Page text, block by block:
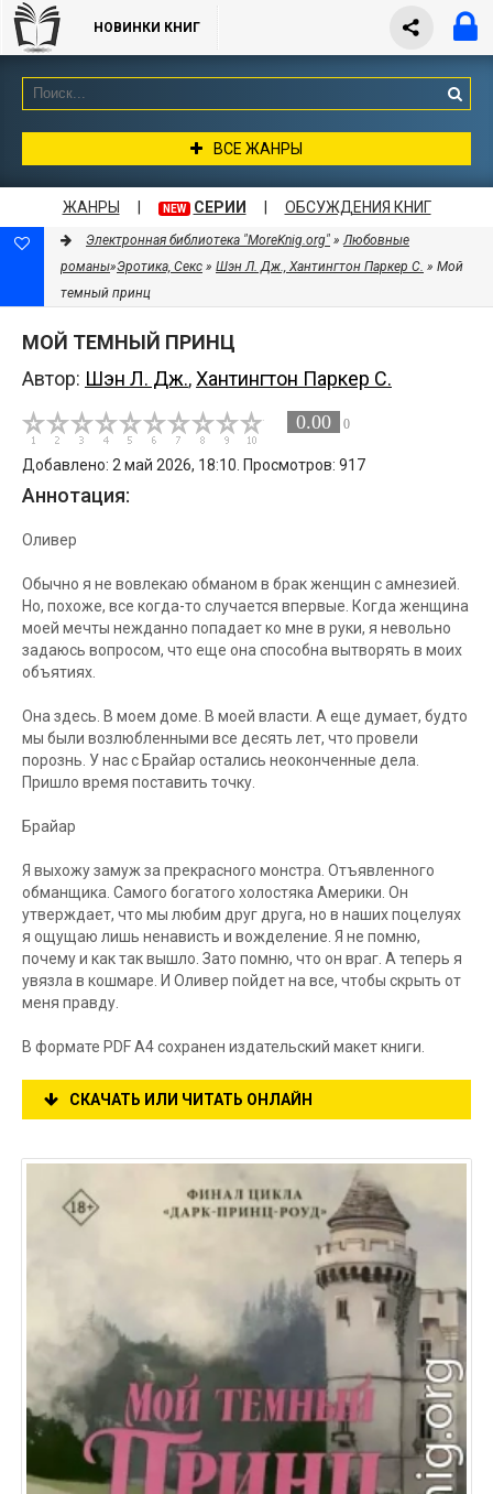
НОВИНКИ КНИГ
ВСЕ ЖАНРЫ
ЖАНРЫ NEW СЕРИИ ОБСУЖДЕНИЯ КНИГ
Электронная библиотека "MoreKnig.org" »Любовные
романы»Эротика, Секс » Шэн Л. Дж., Хантингтон Паркер С. » Мой
темный принц
МОЙ ТЕМНЫЙ ПРИНЦ
Автор: Шэн Л. Дж.,Хантингтон Паркер С.
0.00 0
Добавлено: 2 май 2026, 18:10. Просмотров: 917
Аннотация:
Оливер
Обычно я не вовлекаю обманом в брак женщин с амнезией.
Но, похоже, все когда-то случается впервые. Когда женщина
моей мечты нежданно попадает ко мне в руки, я невольно
задаюсь вопросом, что еще она способна вытворять в моих
объятиях.
Она здесь. В моем доме. В моей власти. А еще думает, будто
мы были возлюбленными все десять лет, что провели
порознь. У нас с Брайар остались неоконченные дела.
Пришло время поставить точку.
Брайар
Я выхожу замуж за прекрасного монстра. Отъявленного
обманщика. Самого богатого холостяка Америки. Он
утверждает, что мы любим друг друга, но в наших поцелуях
я ощущаю лишь ненависть и вожделение. Я не помню,
почему и как так вышло. Зато помню, что он враг. А теперь я
увязла в кошмаре. И Оливер пойдет на все, чтобы скрыть от
меня правду.
В формате PDF A4 сохранен издательский макет книги.
СКАЧАТЬ ИЛИ ЧИТАТЬ ОНЛАЙН